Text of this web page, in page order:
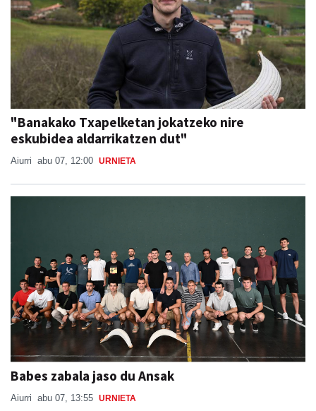
"Banakako Txapelketan jokatzeko nire
eskubidea aldarrikatzen dut"
Aiurri abu 07, 12:00 URNIETA
Babes zabala jaso du Ansak
Aiurri abu 07, 13:55 URNIETA